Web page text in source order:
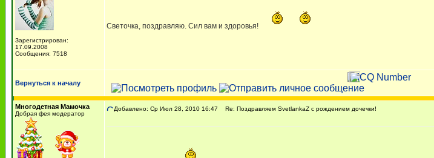
Зарегистрирован:
17.09.2008
Сообщения: 7518
Светочка, поздравляю. Сил вам и здоровья!
Вернуться к началу
Многодетная Мамочка
Добрая фея модератор
Добавлено: Ср Июл 28, 2010 16:47 Re: Поздравляем SvetlankaZ с рождением дочечки!